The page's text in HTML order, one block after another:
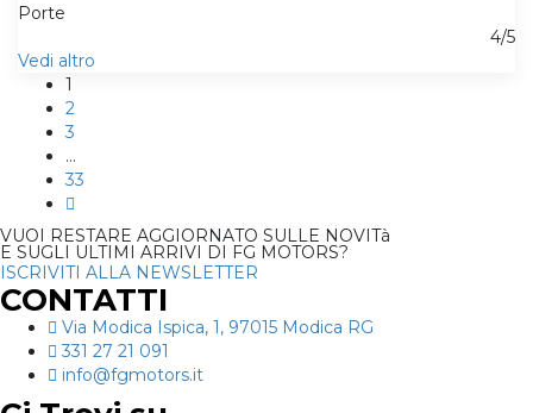
Porte
4/5
Vedi altro
1
2
3
…
33
VUOI RESTARE AGGIORNATO SULLE NOVITà
E SUGLI ULTIMI ARRIVI DI FG MOTORS?
ISCRIVITI ALLA NEWSLETTER
CONTATTI
Via Modica Ispica, 1, 97015 Modica RG
331 27 21 091
info@fgmotors.it